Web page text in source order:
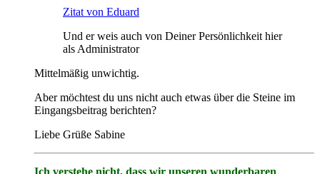
Zitat von Eduard
Und er weis auch von Deiner Persönlichkeit hier
als Administrator
Mittelmäßig unwichtig.
Aber möchtest du uns nicht auch etwas über die Steine im
Eingangsbeitrag berichten?
Liebe Grüße Sabine
Ich verstehe nicht, dass wir unseren wunderbaren